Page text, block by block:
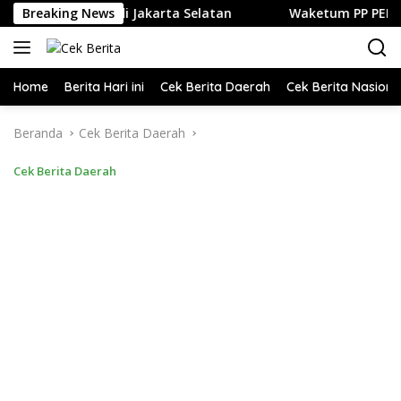
Langsung
ke
konten
Breaking News
dan Kuliner di Jakarta Selatan Waketum PP PELTI
Home Berita Hari ini Cek Berita Daerah Cek Berita
Beranda Cek Berita Daerah
Cek Berita Daerah